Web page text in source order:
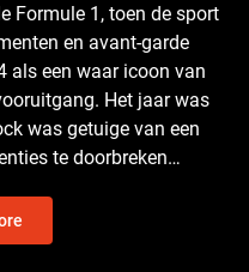
Formule 1, toen de sport
en avant-garde
als een waar icoon van
Het jaar was
was getuige van een
te doorbreken…